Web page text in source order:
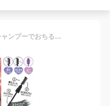
PICTOO 3WAY ヘアカラーマスカラ シャンプーでおちる [ ワンデイ 1日だけ 髪色チェンジ インナーカラー ポイントカラー ポーチインサイズ イベント 文化祭 学園祭 コスプレ ライブ 推しカラー 推し活 部分髪染め 小学生 中学生 高校生 子供 キッズ ] sps